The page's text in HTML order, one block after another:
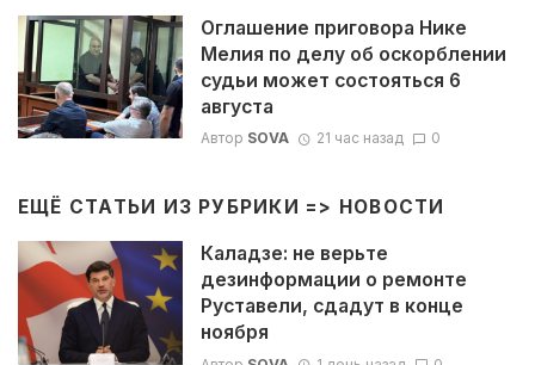
Оглашение приговора Нике
Мелия по делу об оскорблении
судьи может состояться 6
августа
Автор SOVA 21 час назад 0
ЕЩЁ СТАТЬИ ИЗ РУБРИКИ => НОВОСТИ
Каладзе: не верьте
дезинформации о ремонте
Руставели, сдадут в конце
ноября